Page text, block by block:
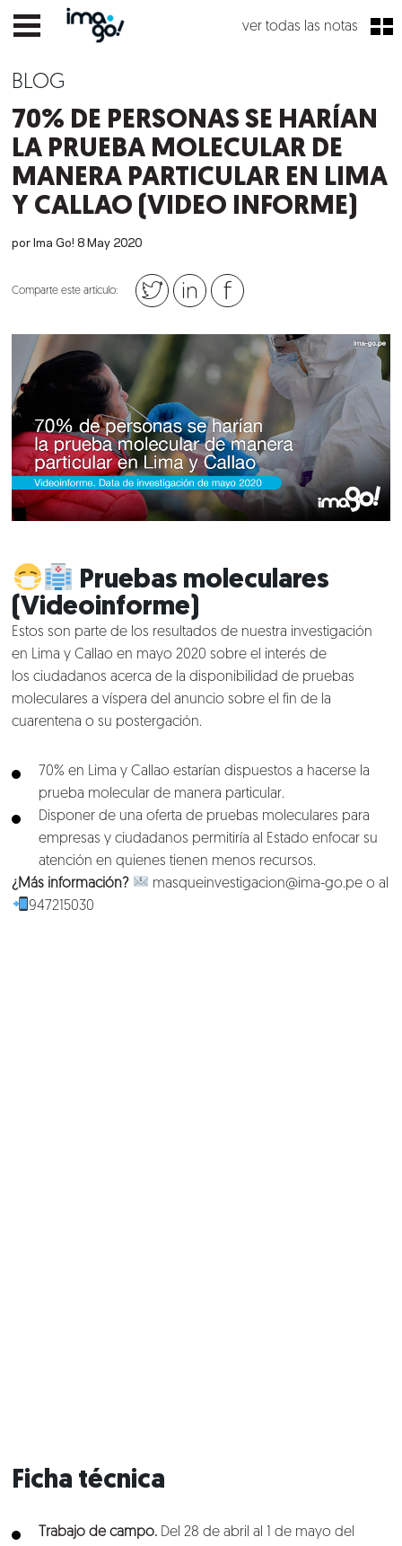
ver todas las notas
BLOG
70% DE PERSONAS SE HARÍAN
LA PRUEBA MOLECULAR DE
MANERA PARTICULAR EN LIMA
Y CALLAO (VIDEO INFORME)
por Ima Go!8 May 2020
Comparte este artículo:
Pruebas moleculares
(Videoinforme)
Estos son parte de los resultados de nuestra investigación
en Lima y Callao en mayo 2020 sobre el interés de
los ciudadanos acerca de la disponibilidad de pruebas
moleculares a víspera del anuncio sobre el fin de la
cuarentena o su postergación.
70% en Lima y Callao estarían dispuestos a hacerse la
prueba molecular de manera particular.
Disponer de una oferta de pruebas moleculares para
empresas y ciudadanos permitiría al Estado enfocar su
atención en quienes tienen menos recursos.
¿Más información?
masqueinvestigacion@ima-go.pe o al
947215030
Ficha técnica
Trabajo de campo. Del 28 de abril al 1 de mayo del